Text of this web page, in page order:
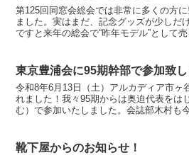
第125回同窓会総会では非常に多くの方
ました。実はまだ、記念グッズが少しだ
ですと来年の総会で“昨年モデル”として
東京豊浦会に95期幹部で参加致し
令和8年6月13日（土）アルカディア市ヶ
れました！我々95期からは奥迫代表をは
む）で参加いたしました。会誌部木村も
靴下屋からのお知らせ！